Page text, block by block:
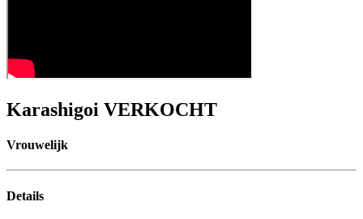
Karashigoi VERKOCHT
Vrouwelijk
Details